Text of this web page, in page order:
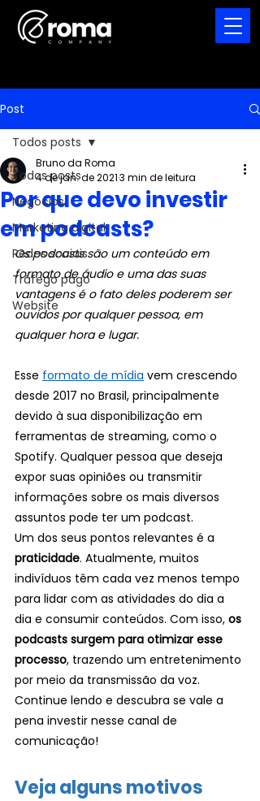
Post
Todos posts
Negócios
Marketing digital
Redes sociais
Tráfego pago
Website
Todos posts
Por que devo investir
em podcasts?
Bruno da Roma
4 de jan. de 20213 min de leitura
Os podcasts são um conteúdo em
formato de áudio e uma das suas
vantagens é o fato deles poderem ser
ouvidos por qualquer pessoa, em
qualquer hora e lugar.
Esse formato de mídia vem crescendo
desde 2017 no Brasil, principalmente
devido à sua disponibilização em
ferramentas de streaming, como o
Spotify. Qualquer pessoa que deseja
expor suas opiniões ou transmitir
informações sobre os mais diversos
assuntos pode ter um podcast.
Um dos seus pontos relevantes é a
praticidade. Atualmente, muitos
indivíduos têm cada vez menos tempo
para lidar com as atividades do dia a
dia e consumir conteúdos. Com isso, os
podcasts surgem para otimizar esse
processo, trazendo um entretenimento
por meio da transmissão da voz.
Continue lendo e descubra se vale a
pena investir nesse canal de
comunicação!
Veja alguns motivos